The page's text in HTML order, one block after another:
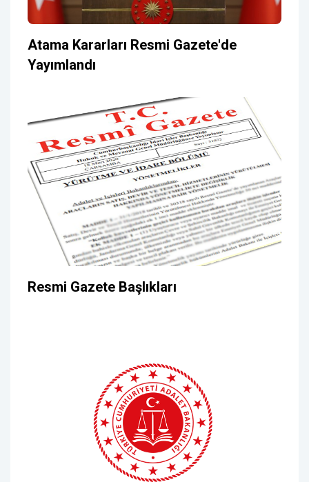
Atama Kararları Resmi Gazete'de
Yayımlandı
Resmi Gazete Başlıkları